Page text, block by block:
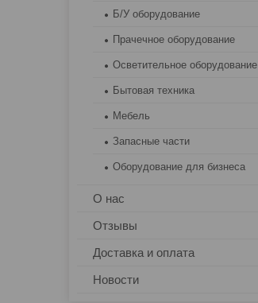
Б/У оборудование
Прачечное оборудование
Осветительное оборудование
Бытовая техника
Мебель
Запасные части
Оборудование для бизнеса
О нас
Отзывы
Доставка и оплата
Новости